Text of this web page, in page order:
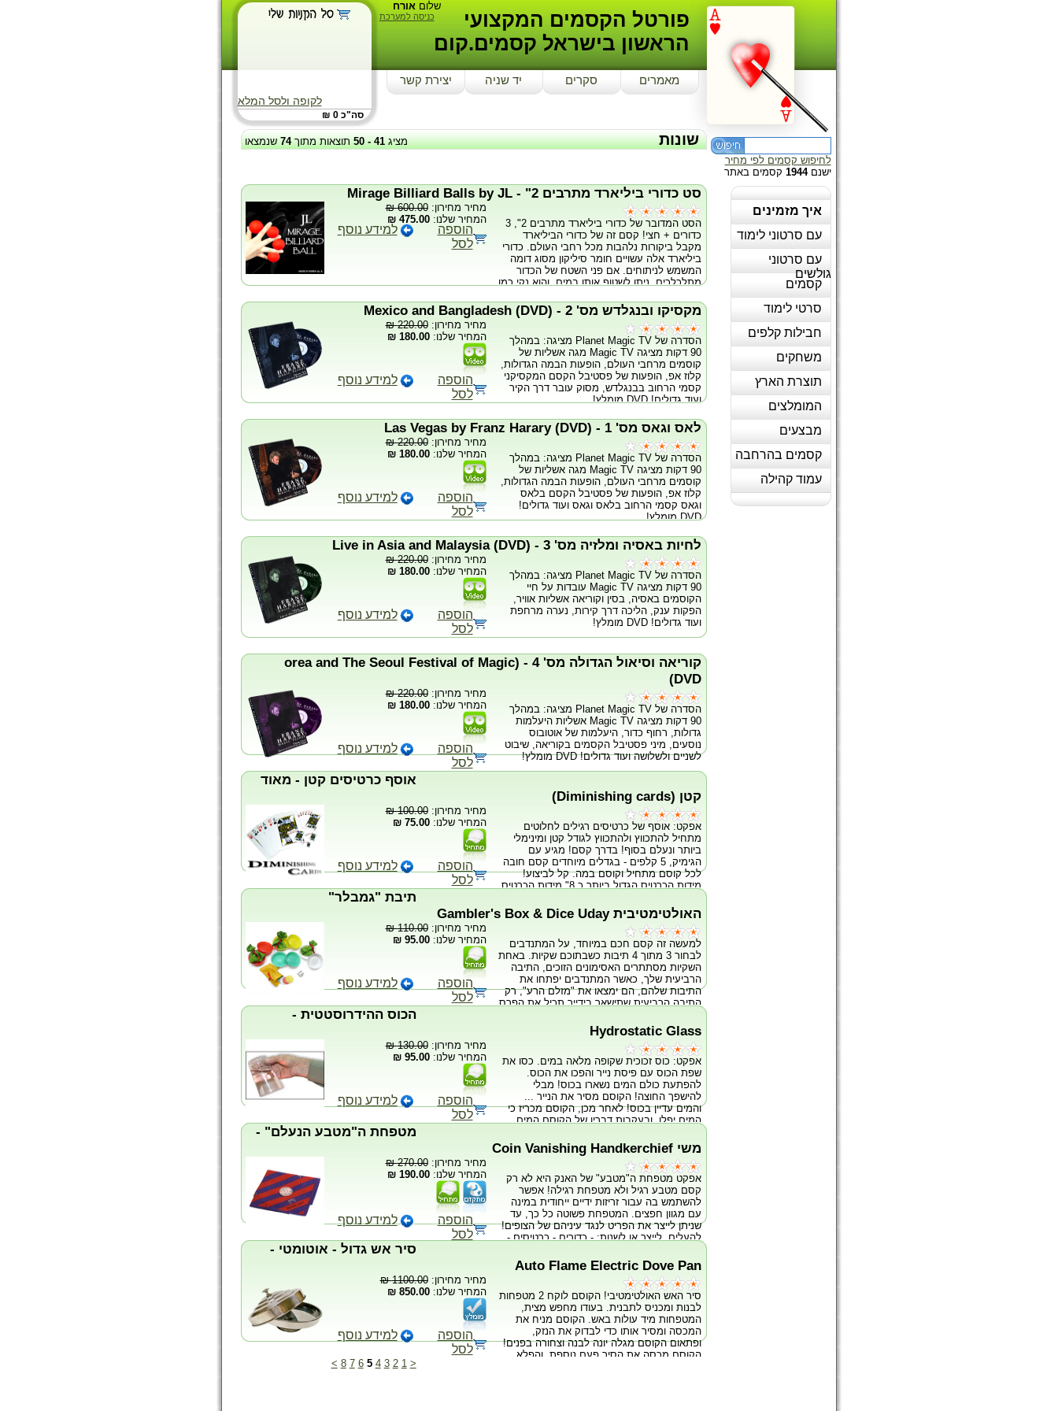
לקופה ולסל המלא
סה"כ 0 ₪
שלוםאורח
כניסה למערכת
פורטל הקסמים המקצועי
הראשון בישראל קסמים.קום
מאמרים סקרים יד שניה יצירת קשר
לחיפוש קסמים לפי מחיר
ישנם1944 קסמים באתר
איך מזמינים
עם סרטוני לימוד
עם סרטוני
גולשים
קסמים
סרטי לימוד
חבילות קלפים
משחקים
תוצרת הארץ
המומלצים
מבצעים
קסמים בהרחבה
עמוד קהילה
מציג41
-
50 תוצאות מתוך74שנמצאו שונות
סט כדורי ביליארד מתרבים 2" - Mirage Billiard Balls by JL
הסט המדובר של כדורי ביליארד מתרבים 2", 3
כדורים + חצי! קסם זה של כדורי הביליארד
מקבל ביקורות נלהבות מכל רחבי העולם. כדורי
ביליארד אלה עשויים חומר סיליקון מסוג דומה
המשמש לניתוחים. אם פני השטח של הכדור
מתלכלכים, ניתן לשטוף אותו במים. והוא נקי כמו
מחיר מחירון:600.00 ₪
המחיר שלנו:475.00 ₪
הוספה
לסל
למידע נוסף
מקסיקו ובנגלדש מס' 2 - (Mexico and Bangladesh (DVD
הסדרה של Planet Magic TV מציגה: במהלך
90 דקות מציגה Magic TV מגה אשליות של
קוסמים מרחבי העולם, הופעות הבמה הגדולות,
קלוז אפ, הופעות של פסטיבל הקסם המקסיקני
קסמי הרחוב בבנגלדש, מסוק עובר דרך הקיר
ועוד גדולים! DVD מומלץ!
מחיר מחירון:220.00 ₪
המחיר שלנו:180.00 ₪
הוספה
לסל
למידע נוסף
לאס וגאס מס' 1 - (Las Vegas by Franz Harary (DVD
הסדרה של Planet Magic TV מציגה: במהלך
90 דקות מציגה Magic TV מגה אשליות של
קוסמים מרחבי העולם, הופעות הבמה הגדולות,
קלוז אפ, הופעות של פסטיבל הקסם בלאס
וגאס קסמי הרחוב בלאס וגאס ועוד גדולים!
DVD מומלץ!
מחיר מחירון:220.00 ₪
המחיר שלנו:180.00 ₪
הוספה
לסל
למידע נוסף
לחיות באסיה ומלזיה מס' 3 - (Live in Asia and Malaysia (DVD
הסדרה של Planet Magic TV מציגה: במהלך
90 דקות מציגה Magic TV עובדות על חיי
הקוסמים באסיה, בסין וקוריאה אשליות אוויר,
הפקות ענק, הליכה דרך קירות, נערה מרחפת
ועוד גדולים! DVD מומלץ!
מחיר מחירון:220.00 ₪
המחיר שלנו:180.00 ₪
הוספה
לסל
למידע נוסף
קוריאה וסיאול הגדולה מס' 4 - (orea and The Seoul Festival of Magic
(DVD
הסדרה של Planet Magic TV מציגה: במהלך
90 דקות מציגה Magic TV אשליות היעלמות
גדולות, רחוף כדור, היעלמות של אוטובוס
נוסעים, מיני פסטיבל הקסמים בקוריאה, שיבוט
לשניים ולשלושה ועוד גדולים! DVD מומלץ!
מחיר מחירון:220.00 ₪
המחיר שלנו:180.00 ₪
הוספה
לסל
למידע נוסף
אוסף כרטיסים קטן - מאוד
קטן (Diminishing cards)
אפקט: אוסף של כרטיסים רגילים לחלוטים
מתחיל להתכווץ ולהתכווץ לגודל קטן ומינימלי
ביותר ונעלם בסוף! בדרך קסם! מגיע עם
הגימיק, 5 קלפים - בגדלים מיוחדים קסם חובה
לכל קוסם מתחיל וקוסם במה. קל לביצוע!
מידות הכרטיס הגדול ביותר כ 8" מידות הכרטיס
מחיר מחירון:100.00 ₪
המחיר שלנו:75.00 ₪
הוספה
לסל
למידע נוסף
תיבת "גמבלר"
האולטימטיבית Gambler's Box & Dice Uday
למעשה זה קסם חכם במיוחד, על המתנדבים
לבחור 3 מתוך 4 תיבות כשבתוכם שקיות. באחת
השקיות מסתתרים האסימונים הזוכים, התיבה
הרביעית שלך, כאשר המתנדבים יפתחו את
התיבות שלהם, הם ימצאו את "מזלם הרע", רק
התיבה הרביעית שתישאר בידייך תכיל את הפרס
מרהיב לכל קוסם מתחיל.
מחיר מחירון:110.00 ₪
המחיר שלנו:95.00 ₪
הוספה
לסל
למידע נוסף
הכוס ההידרוסטטית -
Hydrostatic Glass
אפקט: כוס זכוכית שקופה מלאה במים. כסו את
שפת הכוס עם פיסת נייר והפכו את הכוס.
להפתעת כולם המים נשארו בכוס! מבלי
להישפך החוצה! הקוסם מסיר את הנייר ...
והמים עדיין בכוס! לאחר מכן, הקוסם מכריז כי
המים יפלו, ובעקבות דבריו של הקוסם המים
כולל הוראות מדויקות. כוס הזכוכית
ההידרוסטטית עשויה מפלסטיק שקוף, סופר כבד
ואיכותי המתוכנן במיוחד לקסם זה!
מחיר מחירון:130.00 ₪
המחיר שלנו:95.00 ₪
הוספה
לסל
למידע נוסף
מטפחת ה"מטבע הנעלם" -
משי Coin Vanishing Handkerchief
אפקט מטפחת ה"מטבע" של האנק היא לא רק
קסם מטבע רגיל ולא מטפחת רגילה! אפשר
להשתמש בה עבור זריזות ידיים ייחודית במינה
עם מגוון חפצים. המטפחת פשוטה כל כך, עד
שניתן לייצר את הפריט לנגד עיניהם של הצופים!
להעלים, לייצר או לשנות: - כדורים - כרטיסים -
קוסם ילדים ואפילו קוסמים מתחילים! המטפחת
עשויה 100% בד משי בעיצוב יפני מסורתי.
מידות המטפחת כ- 18"
מחיר מחירון:270.00 ₪
המחיר שלנו:190.00 ₪
הוספה
לסל
למידע נוסף
סיר אש גדול - אוטומטי -
Auto Flame Electric Dove Pan
סיר האש האולטימטיבי! הקוסם לוקח 2 מטפחות
לבנות ומכניס לתבנית. בעודו מחפש מצית,
המטפחות מיד עולות באש. הקוסם מניח את
המכסה ומסיר אותו כדי לבדוק את הנזק,
ופתאום הקוסם מגלה יונה לבנה וצחורה בפנים!
הקוסם מכסה את הסיר פעם נוספת, והפלא,
מחיר מחירון:1100.00 ₪
המחיר שלנו:850.00 ₪
הוספה
לסל
למידע נוסף
<
1
2
3
4
5
6
7
8
>